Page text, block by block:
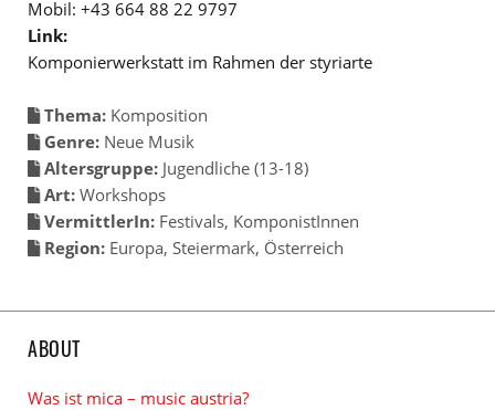
Mobil: +43 664 88 22 9797
Link:
Komponierwerkstatt im Rahmen der styriarte
Thema: Komposition
Genre: Neue Musik
Altersgruppe: Jugendliche (13-18)
Art: Workshops
VermittlerIn: Festivals, KomponistInnen
Region: Europa, Steiermark, Österreich
ABOUT
Was ist mica – music austria?